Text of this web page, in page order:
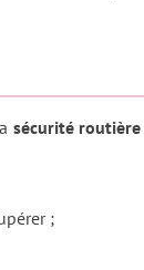
sécurité routière
;